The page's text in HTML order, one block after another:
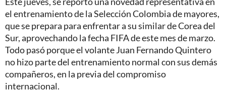
el entrenamiento de la Selección Colombia de mayores,
que se prepara para enfrentar a su similar de Corea del
Sur, aprovechando la fecha FIFA de este mes de marzo.
Todo pasó porque el volante Juan Fernando Quintero
no hizo parte del entrenamiento normal con sus demás
compañeros, en la previa del compromiso
internacional.